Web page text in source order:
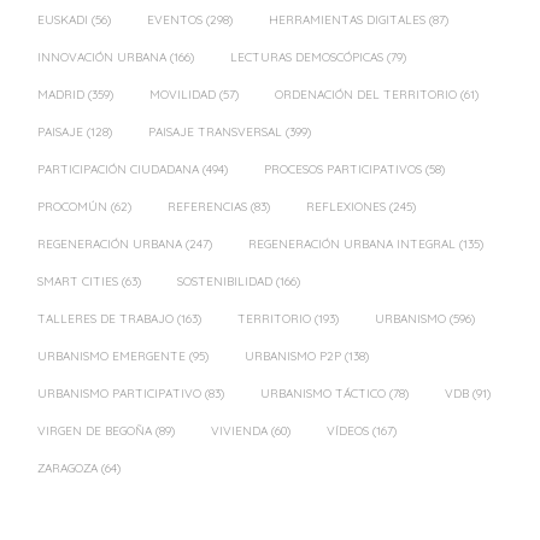
EUSKADI (56) EVENTOS (298) HERRAMIENTAS DIGITALES (87)
INNOVACIÓN URBANA (166) LECTURAS DEMOSCÓPICAS (79)
MADRID (359) MOVILIDAD (57) ORDENACIÓN DEL TERRITORIO (61)
PAISAJE (128) PAISAJE TRANSVERSAL (399)
PARTICIPACIÓN CIUDADANA (494) PROCESOS PARTICIPATIVOS (58)
PROCOMÚN (62) REFERENCIAS (83) REFLEXIONES (245)
REGENERACIÓN URBANA (247) REGENERACIÓN URBANA INTEGRAL (135)
SMART CITIES (63) SOSTENIBILIDAD (166)
TALLERES DE TRABAJO (163) TERRITORIO (193) URBANISMO (596)
URBANISMO EMERGENTE (95) URBANISMO P2P (138)
URBANISMO PARTICIPATIVO (83) URBANISMO TÁCTICO (78) VDB (91)
VIRGEN DE BEGOÑA (89) VIVIENDA (60) VÍDEOS (167)
ZARAGOZA (64)